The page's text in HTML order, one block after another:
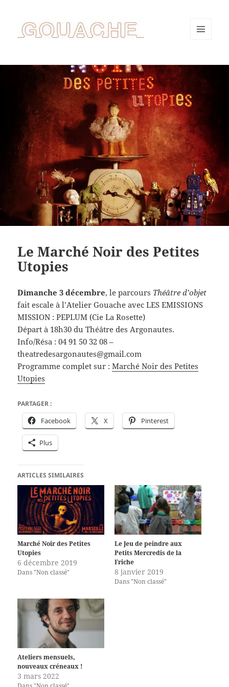
Le Marché Noir des Petites
Utopies
Dimanche 3 décembre, le parcours Théâtre d’objet
fait escale à l’Atelier Gouache avec LES EMISSIONS
MISSION : PEPLUM (Cie La Rosette)
Départ à 18h30 du Théâtre des Argonautes.
Info/Résa : 04 91 50 32 08 –
theatredesargonautes@gmail.com
Programme complet sur :Marché Noir des Petites
Utopies
PARTAGER :
Facebook X Pinterest
Plus
ARTICLES SIMILAIRES
Marché Noir des Petites
Utopies
6 décembre 2019
Dans "Non classé"
Le Jeu de peindre aux
Petits Mercredis de la
Friche
8 janvier 2019
Dans "Non classé"
Ateliers mensuels,
nouveaux créneaux !
3 mars 2022